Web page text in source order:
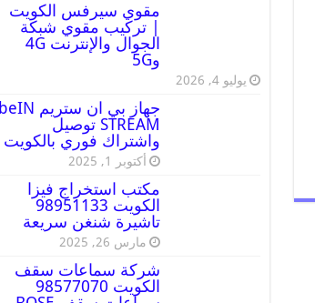
مقوي سيرفس الكويت
| تركيب مقوي شبكة
الجوال والإنترنت 4G
و5G
يوليو 4, 2026
جهاز بي ان ستريم beIN
STREAM توصيل
واشتراك فوري بالكويت
أكتوبر 1, 2025
مكتب استخراج فيزا
الكويت 98951133
تاشيرة شنغن سريعة
مارس 26, 2025
شركة سماعات سقف
الكويت 98577070